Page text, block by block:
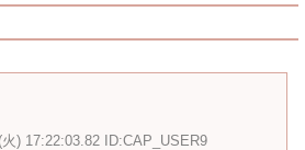
) 17:22:03.82 ID:CAP_USER9